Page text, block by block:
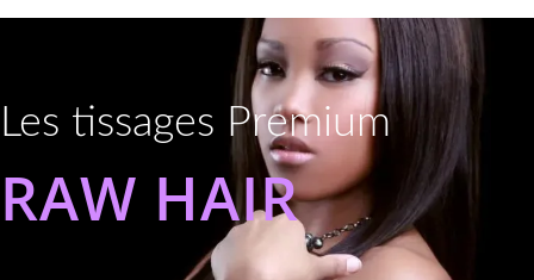
Les tissages Premium
RAW HAIR